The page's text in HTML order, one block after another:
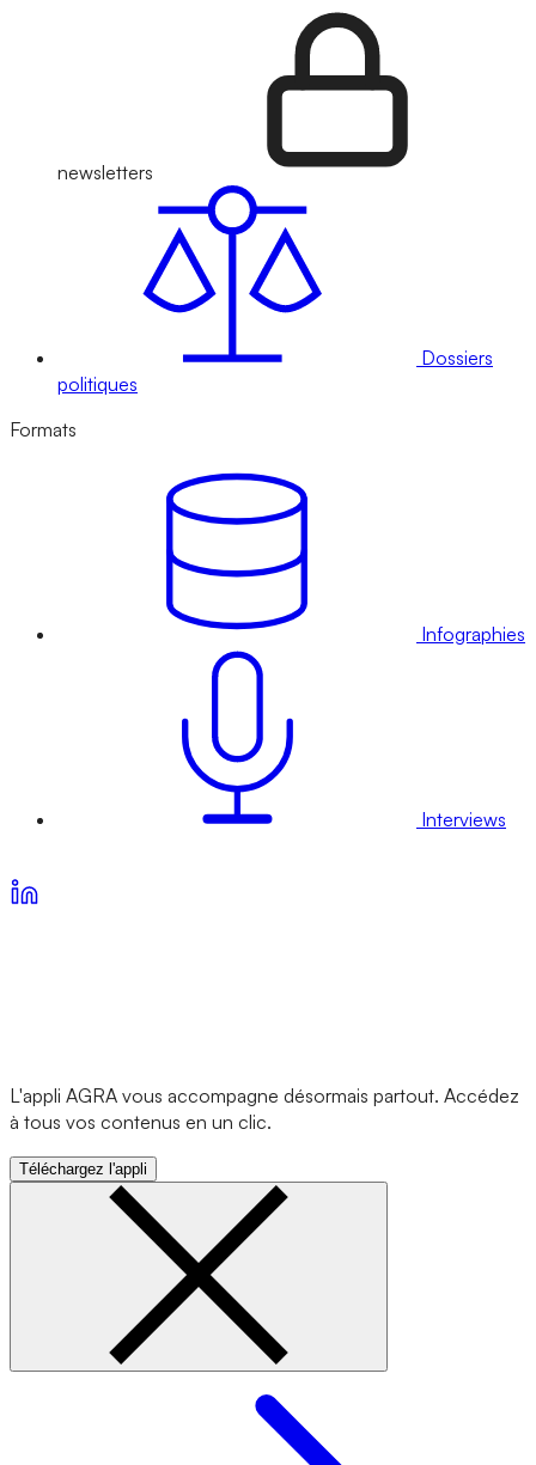
newsletters
Dossiers
politiques
Formats
Infographies
Interviews
L'appli AGRA vous accompagne désormais partout. Accédez
à tous vos contenus en un clic.
Téléchargez l'appli